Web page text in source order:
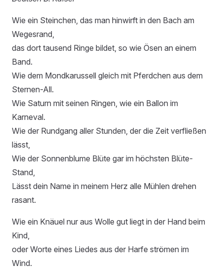
Wie ein Steinchen, das man hinwirft in den Bach am
Wegesrand,
das dort tausend Ringe bildet, so wie Ösen an einem
Band.
Wie dem Mondkarussell gleich mit Pferdchen aus dem
Sternen-All.
Wie Saturn mit seinen Ringen, wie ein Ballon im
Karneval.
Wie der Rundgang aller Stunden, der die Zeit verfließen
lässt,
Wie der Sonnenblume Blüte gar im höchsten Blüte-
Stand,
Lässt dein Name in meinem Herz alle Mühlen drehen
rasant.
Wie ein Knäuel nur aus Wolle gut liegt in der Hand beim
Kind,
oder Worte eines Liedes aus der Harfe strömen im
Wind.